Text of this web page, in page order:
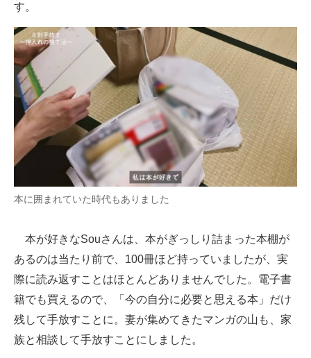
す。
本に囲まれていた時代もありました
本が好きなSouさんは、本がぎっしり詰まった本棚が
あるのは当たり前で、100冊ほど持っていましたが、実
際に読み返すことはほとんどありませんでした。電子書
籍でも買えるので、「今の自分に必要と思える本」だけ
残して手放すことに。妻が集めてきたマンガの山も、家
族と相談して手放すことにしました。